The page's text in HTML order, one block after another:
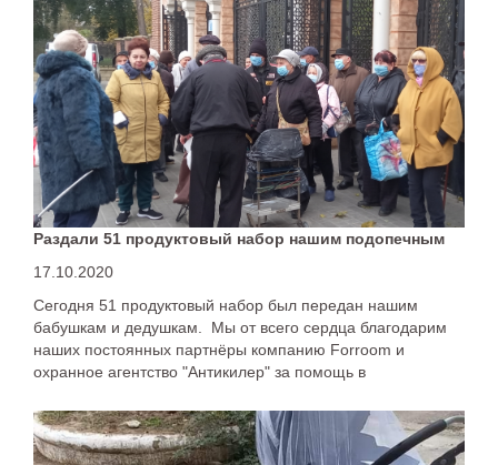
Раздали 51 продуктовый набор нашим подопечным
17.10.2020
Сегодня 51 продуктовый набор был передан нашим
бабушкам и дедушкам. Мы от всего сердца благодарим
наших постоянных партнёры компанию Forroom и
охранное агентство "Антикилер" за помощь в